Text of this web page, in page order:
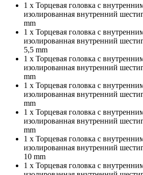
1 x Торцевая головка с
изолированная внутренний
mm
1 x Торцевая головка с
изолированная внутренний
5,5 mm
1 x Торцевая головка с
изолированная внутренний
mm
1 x Торцевая головка с
изолированная внутренний
mm
1 x Торцевая головка с
изолированная внутренний
mm
1 x Торцевая головка с
изолированная внутренний
10 mm
1 x Торцевая головка с